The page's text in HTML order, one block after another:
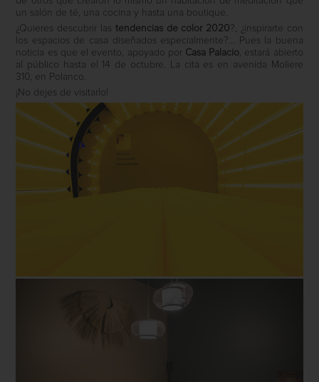
un salón de té, una cocina y hasta una boutique.
¿Quieres descubrir las tendencias de color 2020 ?, ¿inspirarte con
los espacios de casa diseñados especialmente?… Pues la buena
noticia es que el evento, apoyado por Casa Palacio, estará abierto
al público hasta el 14 de octubre. La cita es en avenida Moliere
310, en Polanco.
¡No dejes de visitarlo!